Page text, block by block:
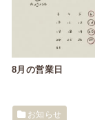
8月の営業日
お知らせ